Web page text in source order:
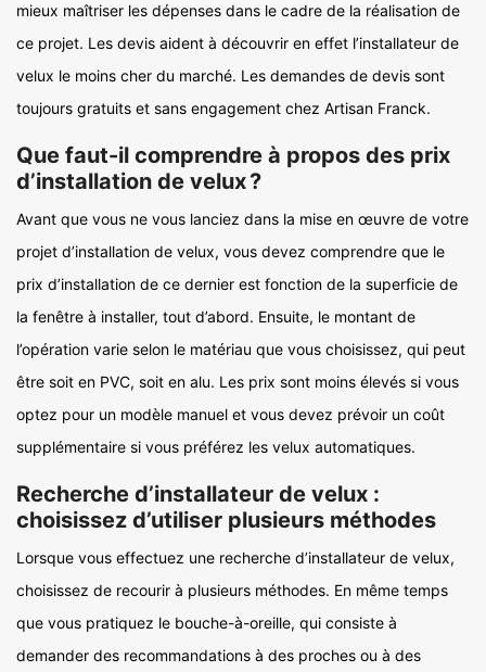
mieux maîtriser les dépenses dans le cadre de la réalisation de
ce projet. Les devis aident à découvrir en effet l’installateur de
velux le moins cher du marché. Les demandes de devis sont
toujours gratuits et sans engagement chez Artisan Franck.
Que faut-il comprendre à propos des prix
d’installation de velux ?
Avant que vous ne vous lanciez dans la mise en œuvre de votre
projet d’installation de velux, vous devez comprendre que le
prix d’installation de ce dernier est fonction de la superficie de
la fenêtre à installer, tout d’abord. Ensuite, le montant de
l’opération varie selon le matériau que vous choisissez, qui peut
être soit en PVC, soit en alu. Les prix sont moins élevés si vous
optez pour un modèle manuel et vous devez prévoir un coût
supplémentaire si vous préférez les velux automatiques.
Recherche d’installateur de velux :
choisissez d’utiliser plusieurs méthodes
Lorsque vous effectuez une recherche d’installateur de velux,
choisissez de recourir à plusieurs méthodes. En même temps
que vous pratiquez le bouche-à-oreille, qui consiste à
demander des recommandations à des proches ou à des